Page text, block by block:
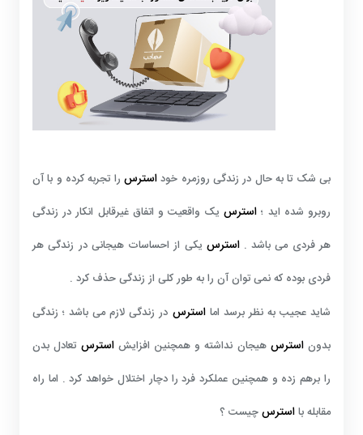
بی شک تا به حال در زندگی روزمره خوداسترس را تجربه کرده و با آن
روبرو شده اید ؛ استرسیک واقعیت و اتفاق غیرقابل انکار در زندگی
هر فردی می باشد .استرس یکی از احساسات هیجانی در زندگی هر
فردی بوده که نمی توان آن را به طور کلی از زندگی حذف کرد .
شاید عجیب به نظر برسد امااسترس در زندگی لازم می باشد ؛ زندگی
بدوناسترسهیجان نداشته و همچنین افزایشاسترس تعادل بدن
را برهم زده و همچنین عملکرد فرد را دچار اختلال خواهد کرد . اما راه
مقابله بااسترسچیست ؟